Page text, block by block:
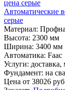
Автоматические
серые
Материал:
Высота: 2300 мм
Ширина: 3400 мм
Автоматика: Faac
Услуги:
Фундамент: на
Цена от 38026